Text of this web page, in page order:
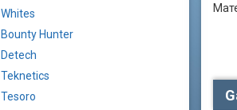
Whites
Bounty Hunter
Detech
Teknetics
Tesoro